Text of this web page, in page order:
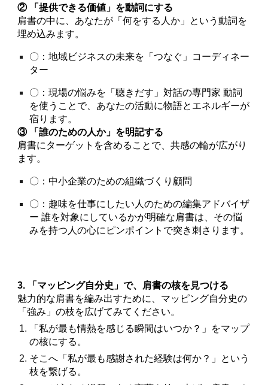
② 「提供できる価値」を動詞にする
肩書の中に、あなたが「何をする人か」という動詞を
埋め込みます。
〇：地域ビジネスの未来を「つなぐ」コーディネー
ター
〇：現場の悩みを「聴きだす」対話の専門家 動詞
を使うことで、あなたの活動に物語とエネルギーが
宿ります。
③ 「誰のための人か」を明記する
肩書にターゲットを含めることで、共感の輪が広がり
ます。
〇：中小企業のための組織づくり顧問
〇：趣味を仕事にしたい人のための編集アドバイザ
ー 誰を対象にしているかが明確な肩書は、その悩
みを持つ人の心にピンポイントで突き刺さります。
3. 「マッピング自分史」で、肩書の核を見つける
魅力的な肩書を編み出すために、マッピング自分史の
「強み」の枝を広げてみてください。
「私が最も情熱を感じる瞬間はいつか？」をマップ
の核にする。
そこへ「私が最も感謝された経験は何か？」という
枝を繋げる。